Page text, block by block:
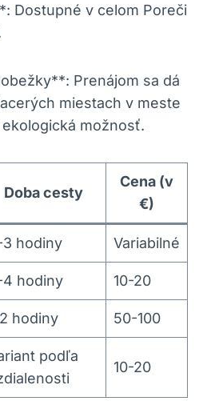
Dostupné v celom Poreči
Prenájom sa dá
miestach v meste
možnosť.
Doba cesty
Cena (v
€)
hodiny Variabilné
4 hodiny 10-20
hodiny 50-100
podľa
10-20